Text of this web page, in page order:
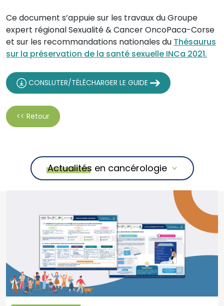
Ce document s’appuie sur les travaux du Groupe
expert régional Sexualité & Cancer OncoPaca-Corse
et sur les recommandations nationales du Thésaurus
sur la préservation de la santé sexuelle INCa 2021.
CONSLUTER/TÉLÉCHARGER LE GUIDE
<< Retour
Actualités en cancérologie